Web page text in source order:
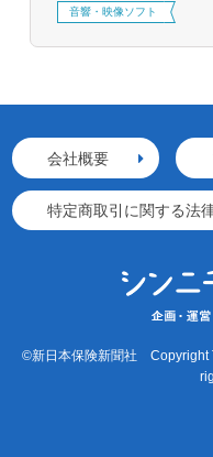
音響・映像ソフト
会社概要
特定商取引に関する法
©新日本保険新聞社 Copyright